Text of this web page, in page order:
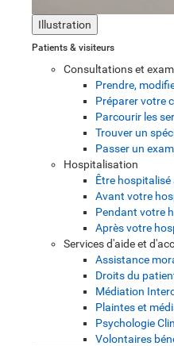
Illustration
Patients & visiteurs
Consultations et
Prendre,
Préparer votre
Parcourir les
Trouver un
Passer un
Hospitalisation
Être hospitalisé
Avant votre
Pendant votre
Après votre
Services d'aide et
Assistance
Droits du
Médiation
Plaintes et
Psychologie
Volontaires